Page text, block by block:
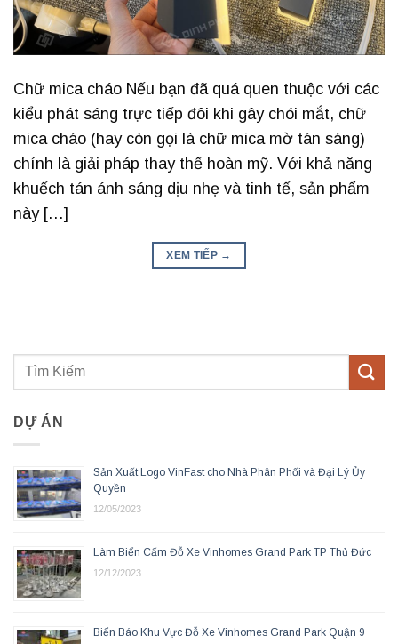
Chữ mica cháo Nếu bạn đã quá quen thuộc với các
kiểu phát sáng trực tiếp đôi khi gây chói mắt, chữ
mica cháo (hay còn gọi là chữ mica mờ tán sáng)
chính là giải pháp thay thế hoàn mỹ. Với khả năng
khuếch tán ánh sáng dịu nhẹ và tinh tế, sản phẩm
này […]
XEM TIẾP →
DỰ ÁN
Sản Xuất Logo VinFast cho Nhà Phân Phối và Đại Lý Ủy
Quyền
12/05/2023
Làm Biển Cấm Đỗ Xe Vinhomes Grand Park TP Thủ Đức
12/12/2023
Biển Báo Khu Vực Đỗ Xe Vinhomes Grand Park Quận 9